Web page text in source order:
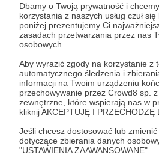
Dbamy o Twoją prywatność i
korzystania z naszych usług czuł
poniżej prezentujemy Ci
zasadach przetwarzania przez nas
osobowych.
Aby wyrazić zgody na korzystanie z
automatycznego śledzenia i
informacji na Twoim urządzeniu
przechowywanie przez Crowd8 sp.
zewnętrzne, które wspierają nas w
kliknij AKCEPTUJĘ I PRZECHODZĘ
Jeśli chcesz dostosować lub
dotyczące zbierania danych
"USTAWIENIA ZAAWANSOWANE".
jest po przekazaniu podpisanego
założenie konta przez osobę
dostępny jest na stronie
* Zapoznałem się i akceptuję